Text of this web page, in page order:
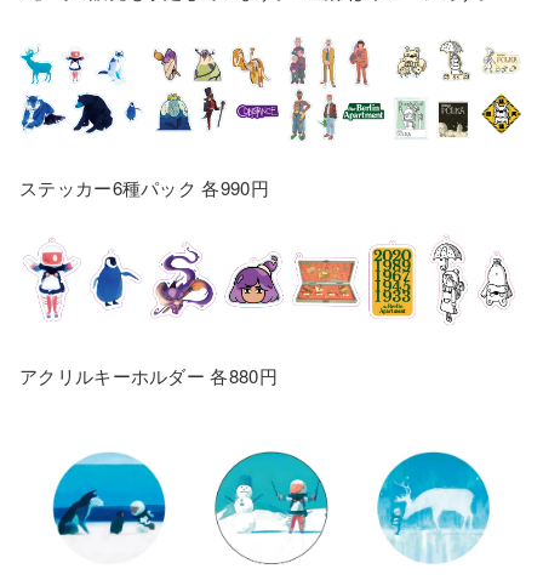
ステッカー6種パック 各990円
アクリルキーホルダー 各880円